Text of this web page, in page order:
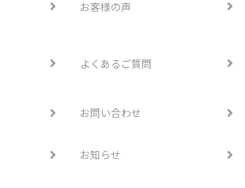
お客様の声
よくあるご質問
お問い合わせ
お知らせ